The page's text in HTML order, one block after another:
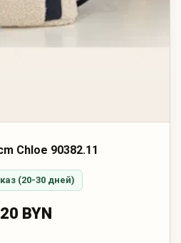
Chloe 90382.11
(20-30 дней)
BYN